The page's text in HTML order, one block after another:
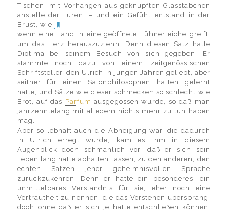
Tischen, mit Vorhängen aus geknüpften Glasstäbchen
anstelle der Türen, – und ein Gefühl entstand in der
Brust, wie
wenn eine Hand in eine geöffnete Hühnerleiche greift,
um das Herz herauszuziehn: Denn diesen Satz hatte
Diotima bei seinem Besuch von sich gegeben. Er
stammte noch dazu von einem zeitgenössischen
Schriftsteller, den Ulrich in jungen Jahren geliebt, aber
seither für einen Salonphilosophen halten gelernt
hatte, und Sätze wie dieser schmecken so schlecht wie
Brot, auf das Parfum ausgegossen wurde, so daß man
jahrzehntelang mit alledem nichts mehr zu tun haben
mag.
Aber so lebhaft auch die Abneigung war, die dadurch
in Ulrich erregt wurde, kam es ihm in diesem
Augenblick doch schmählich vor, daß er sich sein
Leben lang hatte abhalten lassen, zu den anderen, den
echten Sätzen jener geheimnisvollen Sprache
zurückzukehren. Denn er hatte ein besonderes, ein
unmittelbares Verständnis für sie, eher noch eine
Vertrautheit zu nennen, die das Verstehen übersprang;
doch ohne daß er sich je hätte entschließen können,